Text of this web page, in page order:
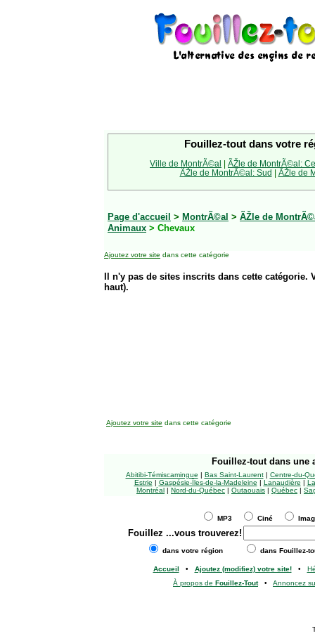
Fouillez-tout dans votre
Ville de MontrÃ©al | ÃŽle de MontrÃ©al:
ÃŽle de MontrÃ©al: Sud | ÃŽle de
Page d'accueil > MontrÃ©al > ÃŽle de
Animaux > Chevaux
Ajoutez votre site dans cette catégorie
Il n'y pas de sites inscrits dans cette
haut).
Ajoutez votre site dans cette catégorie
Fouillez-tout dans une
Abitibi-Témiscamingue | Bas Saint-Laurent| Centre-du-
Estrie | Gaspésie-Îles-de-la-Madeleine | Lanaudière |
Montréal | Nord-du-Québec | Outaouais | Québec |
MP3 Ciné
Fouillez ...vous trouverez!
dans votre région dans Fouillez-
Accueil • Ajoutez (modifiez) votre site!•
À propos de Fouillez-Tout• Annoncez